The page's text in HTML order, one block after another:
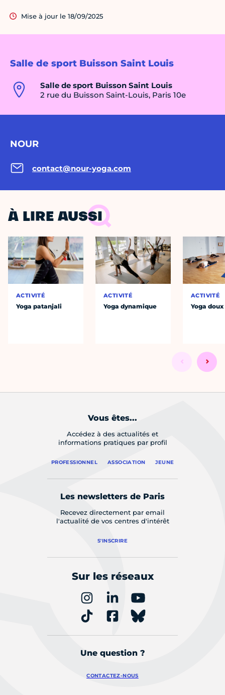
Salle de sport Buisson Saint Louis
Salle de sport Buisson Saint Louis
2 rue du Buisson Saint-Louis, Paris 10e
NOUR
contact@nour-yoga.com
Mise à jour le 18/09/2025
À LIRE AUSSI
ACTIVITÉ
Yoga patanjali
ACTIVITÉ
Yoga dynamique
ACTIVITÉ
Yoga doux
Vous êtes...
Accédez à des actualités et
informations pratiques par profil
PROFESSIONNEL ASSOCIATION JEUNE
Les newsletters de Paris
Recevez directement par email
l'actualité de vos centres d'intérêt
S'INSCRIRE
Sur les réseaux
Une question ?
CONTACTEZ-NOUS